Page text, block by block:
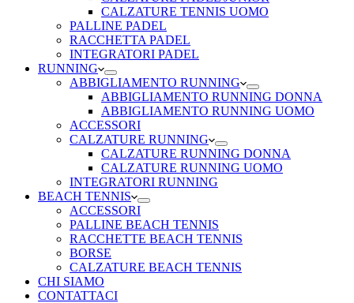
CALZATURE TENNIS UOMO
PALLINE PADEL
RACCHETTA PADEL
INTEGRATORI PADEL
RUNNING
ABBIGLIAMENTO RUNNING
ABBIGLIAMENTO RUNNING DONNA
ABBIGLIAMENTO RUNNING UOMO
ACCESSORI
CALZATURE RUNNING
CALZATURE RUNNING DONNA
CALZATURE RUNNING UOMO
INTEGRATORI RUNNING
BEACH TENNIS
ACCESSORI
PALLINE BEACH TENNIS
RACCHETTE BEACH TENNIS
BORSE
CALZATURE BEACH TENNIS
CHI SIAMO
CONTATTACI